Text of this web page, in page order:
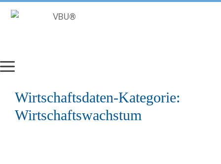
Inhalt
Wirtschaftsdaten-Kategorie:
Wirtschaftswachstum